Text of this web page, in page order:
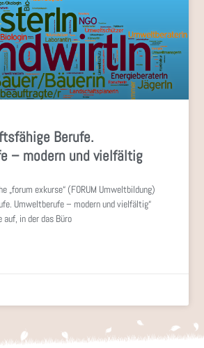
Berufe.
– modern und vielfältig
„forum exkurse“ (FORUM Umweltbildung)
Umweltberufe – modern und vielfältig“
in der das Büro